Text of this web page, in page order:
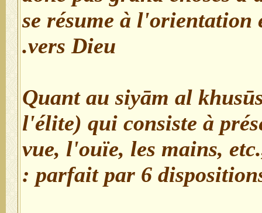
se résume à
vers Dieu.
Quant au siyām al
l'élite) qui consiste à
vue, l'ouïe, les mains,
parfait par 6 dispositions